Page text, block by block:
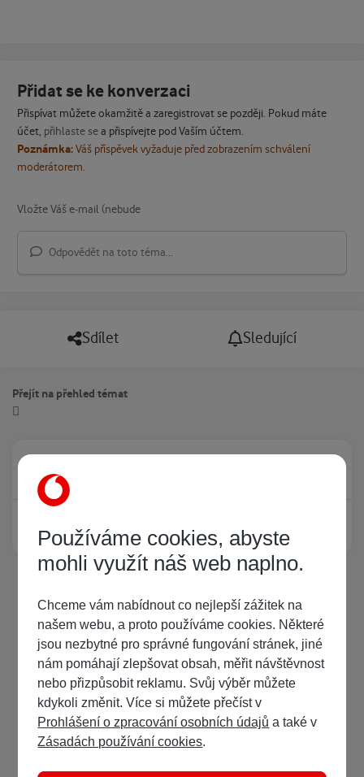
Přidat se ke konverzaci
Přispívat můžete okamžitě a zaregistrovat se později. Pokud máte
účet, přihlaste sea přispívejte pod Vaším účtem.
Poznámka:Váš příspěvek vyžaduje před zobrazením schválení
moderátorem.
Odpovědět na toto téma...
Sdílet Sledující
Přejít na přehled témat
Právě prohlíží tuto stránku
Žádný registrovaný uživatel si neprohlíží tuto stránku
Používáme cookies, abyste
mohli využít náš web naplno.
Chceme vám nabídnout co nejlepší zážitek na
našem webu, a proto používáme cookies. Některé
jsou nezbytné pro správné fungování stránek, jiné
nám pomáhají zlepšovat obsah, měřit návštěvnost
nebo přizpůsobit reklamu. Svůj výběr můžete
kdykoli změnit. Více si můžete přečíst v
Prohlášení o zpracování osobních údajů a také v
Zásadách používání cookies.